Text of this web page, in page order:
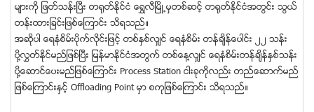
မ်ားကို ျဖတ္သန္းၿပီး တ႐ုတ္ႏုိင္ငံ ေရႊလီၿမိဳ႕မွတစ္ဆင့္ တ႐ုတ္ႏုိင္ငံအတြင္း သြယ္
တန္းထားျခင္းျဖစ္ေၾကာင္း သိရသည္။
အဆိုပါ ေရနံစိမ္းပိုက္လုိင္းျဖင့္ တစ္ႏွစ္လွ်င္ ေရနံစိမ္း တန္ခ်ိန္ေပါင္း ၂၂ သန္း
ပို႔လႊတ္ႏုိင္မည္ျဖစ္ၿပီး ျမန္မာႏိုင္ငံအတြက္ တစ္ေန႔လွ်င္ ေရနံစိမ္းတန္ခ်ိန္ႏွစ္သန္း
ပို႔ေဆာင္ေပးမည္ျဖစ္ေၾကာင္း Process Station ငါးခုကုိလည္း တည္ေဆာက္မည္
ျဖစ္ေၾကာင္းႏွင့္ Offloading Point မွာ စကုျဖစ္ေၾကာင္း သိရသည္။